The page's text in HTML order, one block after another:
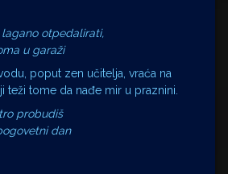
otpedalirati,
u garaži
poput zen učitelja, vraća na
teži tome da nađe mir u praznini.
probudiš
dan